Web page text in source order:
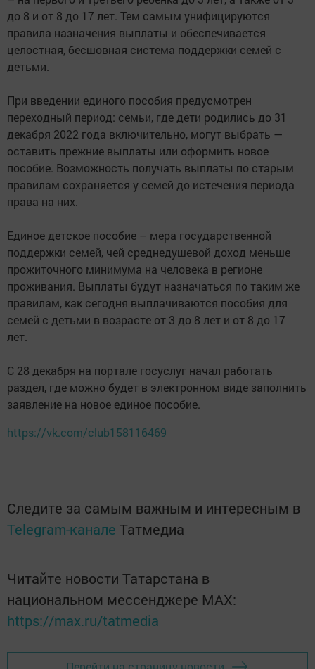
до 8 и от 8 до 17 лет. Тем самым унифицируются
правила назначения выплаты и обеспечивается
целостная, бесшовная система поддержки семей с
детьми.
При введении единого пособия предусмотрен
переходный период: семьи, где дети родились до 31
декабря 2022 года включительно, могут выбрать —
оставить прежние выплаты или оформить новое
пособие. Возможность получать выплаты по старым
правилам сохраняется у семей до истечения периода
права на них.
Единое детское пособие – мера государственной
поддержки семей, чей среднедушевой доход меньше
прожиточного минимума на человека в регионе
проживания. Выплаты будут назначаться по таким же
правилам, как сегодня выплачиваются пособия для
семей с детьми в возрасте от 3 до 8 лет и от 8 до 17
лет.
С 28 декабря на портале госуслуг начал работать
раздел, где можно будет в электронном виде заполнить
заявление на новое единое пособие.
https://vk.com/club158116469
Следите за самым важным и интересным в
Telegram-канале Татмедиа
Читайте новости Татарстана в
национальном мессенджере MАХ:
https://max.ru/tatmedia